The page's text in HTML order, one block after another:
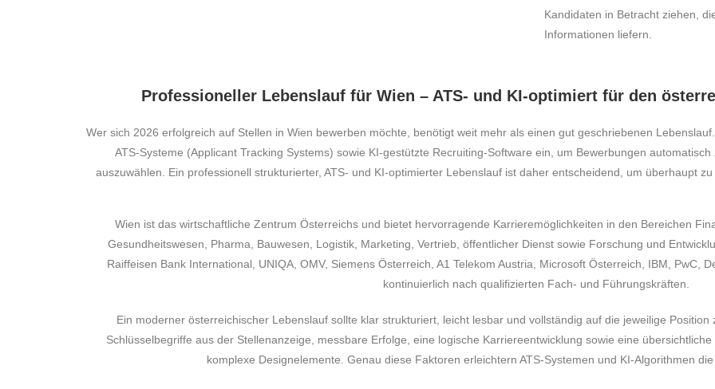
Kandidaten in Betracht ziehen,
Informationen liefern.
Professioneller Lebenslauf für Wien – ATS- und KI-optimiert für den
Wer sich 2026 erfolgreich auf Stellen in Wien bewerben möchte, benötigt weit mehr als einen gut geschriebenen
ATS-Systeme (Applicant Tracking Systems) sowie KI-gestützte Recruiting-Software ein, um Bewerbungen
auszuwählen. Ein professionell strukturierter, ATS- und KI-optimierter Lebenslauf ist daher entscheidend, um überhaupt
Wien ist das wirtschaftliche Zentrum Österreichs und bietet hervorragende Karrieremöglichkeiten in den Bereichen
Gesundheitswesen, Pharma, Bauwesen, Logistik, Marketing, Vertrieb, öffentlicher Dienst sowie Forschung und
Raiffeisen Bank International, UNIQA, OMV, Siemens Österreich, A1 Telekom Austria, Microsoft Österreich, IBM, PwC,
kontinuierlich nach qualifizierten Fach- und Führungskräften.
Ein moderner österreichischer Lebenslauf sollte klar strukturiert, leicht lesbar und vollständig auf die jeweilige
Schlüsselbegriffe aus der Stellenanzeige, messbare Erfolge, eine logische Karriereentwicklung sowie eine
komplexe Designelemente. Genau diese Faktoren erleichtern ATS-Systemen und KI-Algorithmen